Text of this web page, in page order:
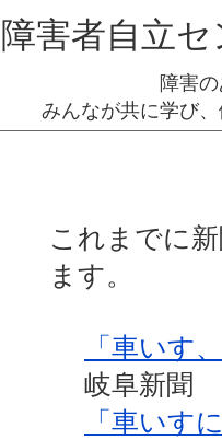
障害者自立
障害
みんなが共に学び
これまでに
ます。
「車いす
岐阜新聞
「車いす